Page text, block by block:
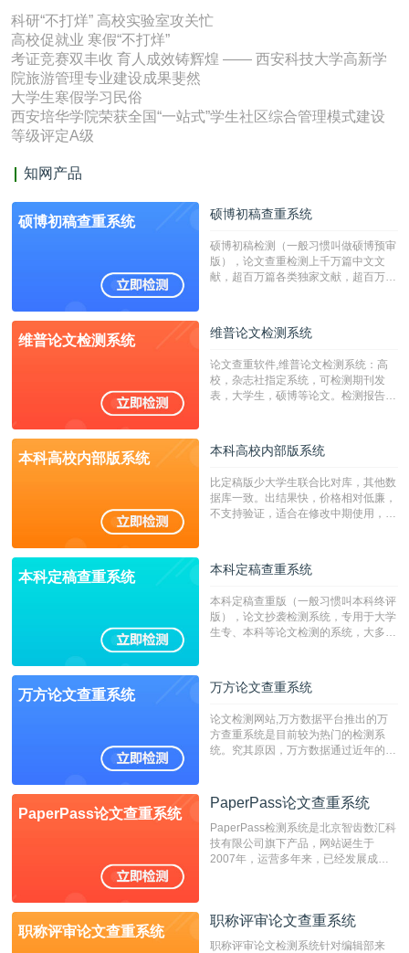
科研“不打烊” 高校实验室攻关忙
高校促就业 寒假“不打烊”
考证竞赛双丰收 育人成效铸辉煌 —— 西安科技大学高新学
院旅游管理专业建设成果斐然
大学生寒假学习民俗
西安培华学院荣获全国“一站式”学生社区综合管理模式建设
等级评定A级
知网产品
硕博初稿查重系统 硕博初稿查重系统
硕博初稿检测（一般习惯叫做硕博预审
版），论文查重检测上千万篇中文文
献，超百万篇各类独家文献，超百万港
校用来检测硕博论文的系统，检测范围
广，数据来源真实，检测算法合理!本
字符数30万）
维普论文检测系统 维普论文检测系统
论文查重软件,维普论文检测系统：高
校，杂志社指定系统，可检测期刊发
表，大学生，硕博等论文。检测报告支
本科高校内部版系统 本科高校内部版系统
比定稿版少大学生联合比对库，其他数
据库一致。出结果快，价格相对低廉，
不支持验证，适合在修改中期使用，定
本科定稿查重系统 本科定稿查重系统
本科定稿查重版（一般习惯叫本科终评
版），论文抄袭检测系统，专用于大学
生专、本科等论文检测的系统，大多数
万方论文查重系统 万方论文查重系统
论文检测网站,万方数据平台推出的万
方查重系统是目前较为热门的检测系
统。究其原因，万方数据通过近年的发
检测系统，其真实性和权威性无可厚
非。其次，相对于知网而言，万方检测
费用少，上手容易，是学生初次论文查
重的推荐系统。
PaperPass论文查重系统
PaperPass论文查重系统
PaperPass检测系统是北京智齿数汇科
技有限公司旗下产品，网站诞生于
2007年，运营多年来，已经发展成为
检测速度快、精度高，市场反映良好。
职称评审论文查重系统
职称评审论文查重系统
职称评审论文检测系统针对编辑部来